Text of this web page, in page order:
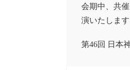
会期中、共
演いたします
第46回 日本